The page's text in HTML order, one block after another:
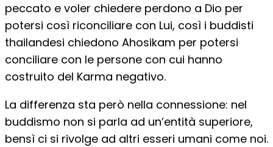
peccato e voler chiedere perdono a Dio per
potersi così riconciliare con Lui, così i buddisti
thailandesi chiedono Ahosikam per potersi
conciliare con le persone con cui hanno
costruito del Karma negativo.
La differenza sta però nella connessione: nel
buddismo non si parla ad un’entità superiore,
bensì ci si rivolge ad altri esseri umani come noi.